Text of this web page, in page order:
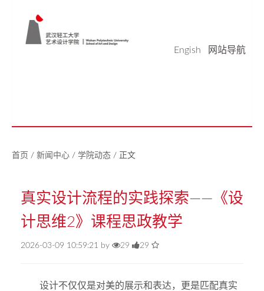
Engish
网站导航
首页 / 新闻中心 / 学院动态 / 正文
真实设计流程的实践探索——《设
计思维2》课程思政教学
2026-03-09 10:59:21 by 29 29
设计不仅仅是对美的展示和表达，更是匹配真实